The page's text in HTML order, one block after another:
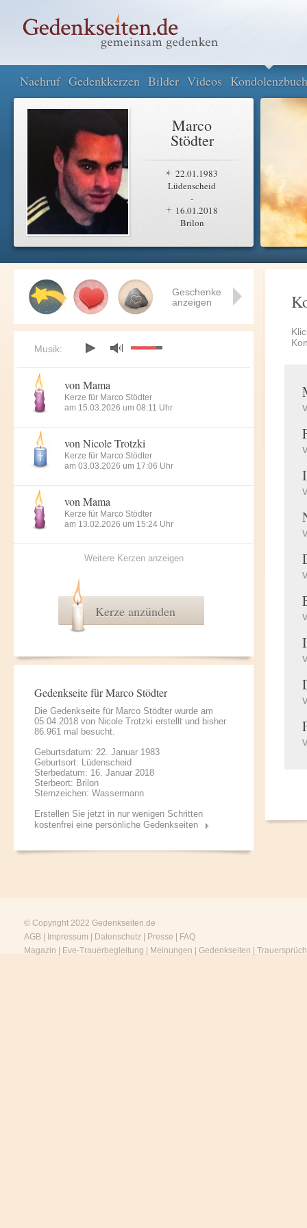
Nachruf Gedenkkerzen Bilder Videos Kondolenzbuch
Marco
Stödter
22.01.1983
Lüdenscheid
-
16.01.2018
Brilon
Geschenke
anzeigen
Musik:
von Mama
Kerze für Marco Stödter
am 15.03.2026 um 08:11 Uhr
von Nicole Trotzki
Kerze für Marco Stödter
am 03.03.2026 um 17:06 Uhr
von Mama
Kerze für Marco Stödter
am 13.02.2026 um 15:24 Uhr
Weitere Kerzen anzeigen
Kerze anzünden
Gedenkseite für Marco Stödter
Die Gedenkseite für Marco Stödter wurde am
05.04.2018 von Nicole Trotzki erstellt und bisher
86.961 mal besucht.
Geburtsdatum: 22. Januar 1983
Geburtsort: Lüdenscheid
Sterbedatum: 16. Januar 2018
Sterbeort: Brilon
Sternzeichen: Wassermann
Erstellen Sie jetzt in nur wenigen Schritten
kostenfrei eine persönliche Gedenkseiten
© Copyright 2022 Gedenkseiten.de
AGB
Impressum Datenschutz Presse
FAQ
Magazin
Eve-Trauerbegleitung Meinungen Gedenkseiten